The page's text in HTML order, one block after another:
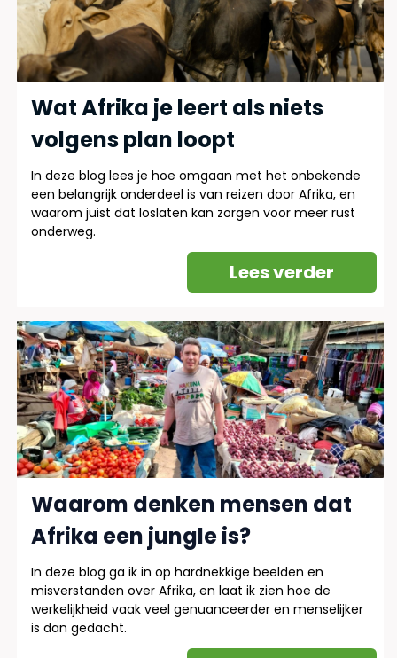
Wat Afrika je leert als niets
volgens plan loopt
In deze blog lees je hoe omgaan met het onbekende
een belangrijk onderdeel is van reizen door Afrika, en
waarom juist dat loslaten kan zorgen voor meer rust
onderweg.
Lees verder
Waarom denken mensen dat
Afrika een jungle is?
In deze blog ga ik in op hardnekkige beelden en
misverstanden over Afrika, en laat ik zien hoe de
werkelijkheid vaak veel genuanceerder en menselijker
is dan gedacht.